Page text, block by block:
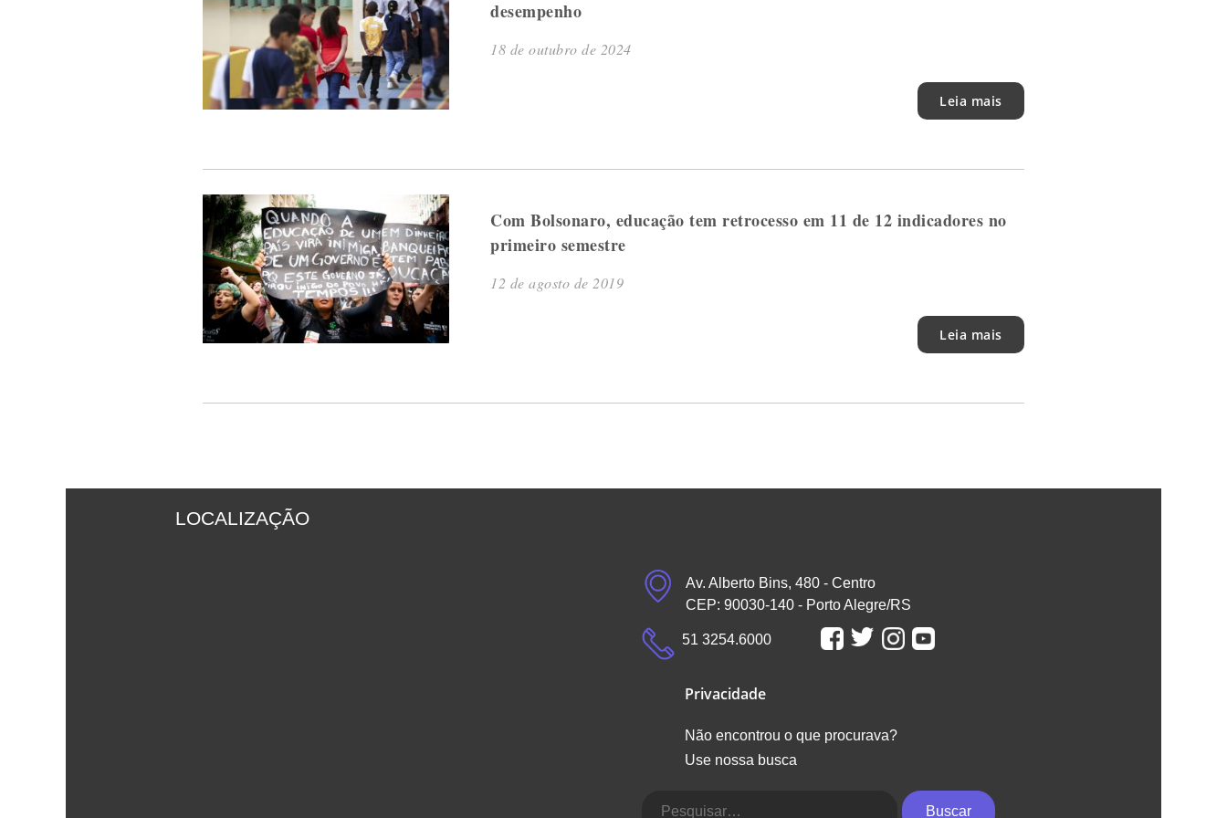
desempenho
18 de outubro de 2024
Leia mais
Com Bolsonaro, educação tem retrocesso em 11 de 12 indicadores no
primeiro semestre
12 de agosto de 2019
Leia mais
LOCALIZAÇÃO
Av. Alberto Bins, 480 - Centro
CEP: 90030-140 - Porto Alegre/RS
51 3254.6000
Privacidade
Não encontrou o que procurava?
Use nossa busca
Buscar